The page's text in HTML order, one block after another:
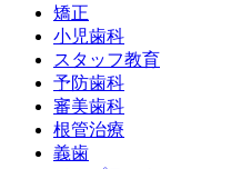
矯正
小児歯科
スタッフ教育
予防歯科
審美歯科
根管治療
義歯